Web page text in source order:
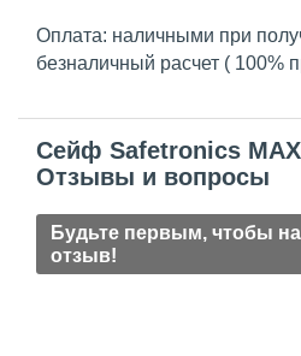
Оплата: наличными при
безналичный расчет ( 100%
Сейф Safetronics
Отзывы и вопросы
Будьте первым, чтобы
отзыв!